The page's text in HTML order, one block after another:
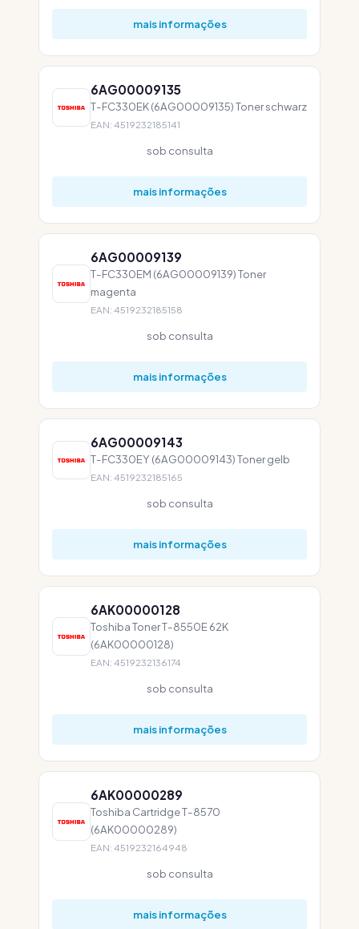
mais informações
6AG00009135
T-FC330EK (6AG00009135) Toner schwarz
EAN: 4519232185141
sob consulta
mais informações
6AG00009139
T-FC330EM (6AG00009139) Toner
magenta
EAN: 4519232185158
sob consulta
mais informações
6AG00009143
T-FC330EY (6AG00009143) Toner gelb
EAN: 4519232185165
sob consulta
mais informações
6AK00000128
Toshiba Toner T-8550E 62K
(6AK00000128)
EAN: 4519232136174
sob consulta
mais informações
6AK00000289
Toshiba Cartridge T-8570
(6AK00000289)
EAN: 4519232164948
sob consulta
mais informações